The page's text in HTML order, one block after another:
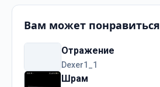
Вам может понравиться
Отражение
Dexer1_1
Шрам